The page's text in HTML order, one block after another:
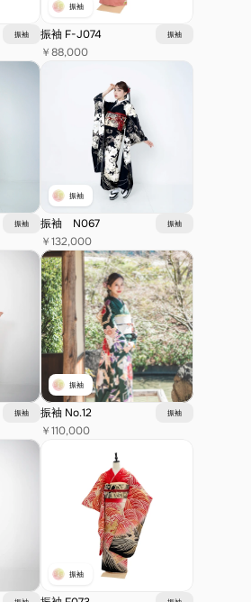
振袖
振袖
振袖 F-J074 振袖
￥88,000
振袖
振袖
振袖　N067 振袖
￥132,000
振袖
振袖
振袖 No.12 振袖
￥110,000
振袖